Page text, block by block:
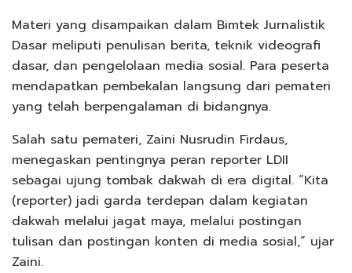
Materi yang disampaikan dalam Bimtek Jurnalistik
Dasar meliputi penulisan berita, teknik videografi
dasar, dan pengelolaan media sosial. Para peserta
mendapatkan pembekalan langsung dari pemateri
yang telah berpengalaman di bidangnya.
Salah satu pemateri, Zaini Nusrudin Firdaus,
menegaskan pentingnya peran reporter LDII
sebagai ujung tombak dakwah di era digital. “Kita
(reporter) jadi garda terdepan dalam kegiatan
dakwah melalui jagat maya, melalui postingan
tulisan dan postingan konten di media sosial,” ujar
Zaini.